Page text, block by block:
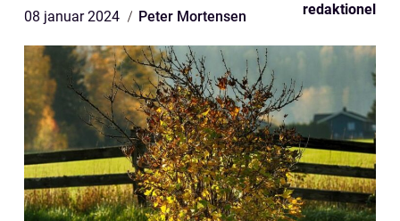
08 januar 2024 Peter Mortensen redaktionel